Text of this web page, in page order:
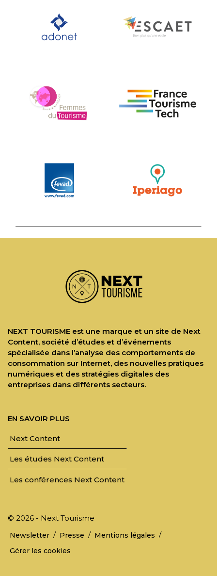
NEXT TOURISME est une marque et un site de Next
Content, société d’études et d’événements
spécialisée dans l’analyse des comportements de
consommation sur Internet, des nouvelles pratiques
numériques et des stratégies digitales des
entreprises dans différents secteurs.
EN SAVOIR PLUS
Next Content
Les études Next Content
Les conférences Next Content
© 2026 - Next Tourisme
Newsletter / Presse / Mentions légales /
Gérer les cookies